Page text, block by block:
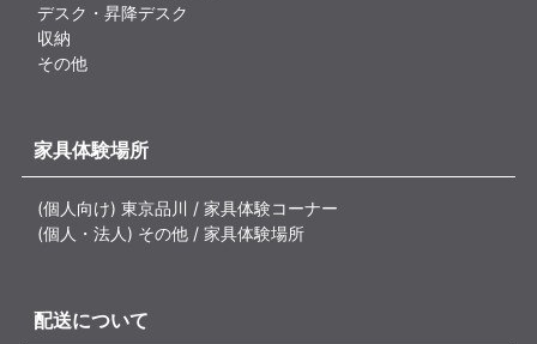
デスク・昇降デスク
収納
その他
家具体験場所
(個人向け) 東京品川 / 家具体験コーナー
(個人・法人) その他 / 家具体験場所
配送について